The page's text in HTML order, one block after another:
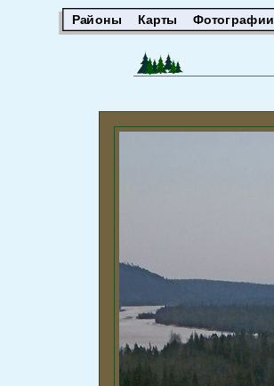
Районы Карты Фотографии